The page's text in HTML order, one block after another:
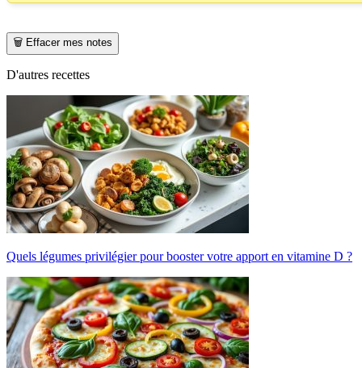
🗑️ Effacer mes notes
D'autres recettes
Quels légumes privilégier pour booster votre apport en vitamine D ?